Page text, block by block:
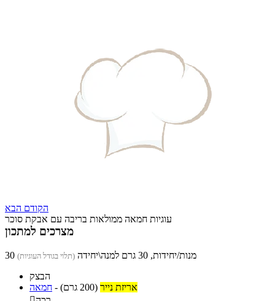
הקודם הבא
עוגיות חמאה ממולאות בריבה עם אבקת סוכר
מצרכים למתכון
30 מנות/יחידות, 30 גרם למנה\יחידה (תלוי בגודל העוגיות)
הבצק
חמאה - אריזת נייר (200 גרם)